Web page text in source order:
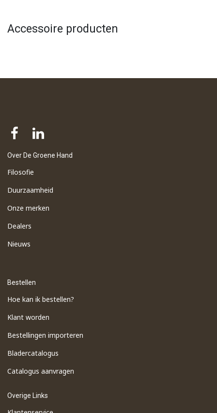
Accessoire producten
Over De Groene Hand
Filosofie
Duurzaamheid
Onze merken
Dealers
Nieuws
Bestellen
Hoe kan ik bestellen?
Klant worden
Bestellingen importeren
​Bladercatalogus
​Catalogus aanvragen
Overige Links